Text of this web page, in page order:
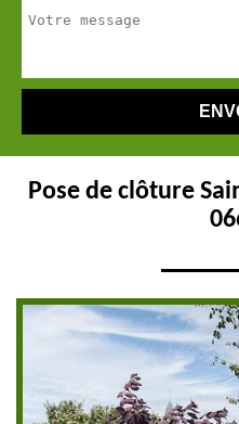
Pose de clôture